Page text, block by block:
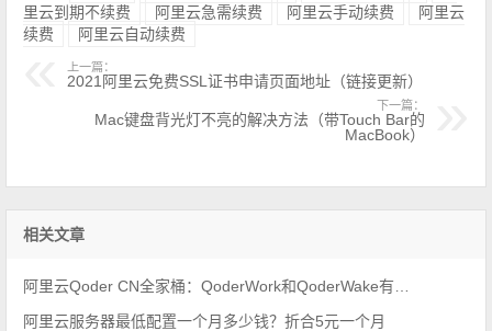
里云到期不续费
阿里云急需续费 阿里云手动续费
阿里云
续费
阿里云自动续费
上一篇：
2021阿里云免费SSL证书申请页面地址（链接更新）
下一篇：
Mac键盘背光灯不亮的解决方法（带Touch Bar的
MacBook）
相关文章
阿里云服务器最低配置一个月多少钱？折合5元一个月